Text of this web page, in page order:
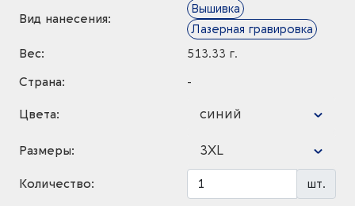
Вид нанесения:
Вышивка
Лазерная гравировка
Вес:
513.33 г.
Страна:
-
Цвета: синий
Размеры: 3XL
Количество: шт.